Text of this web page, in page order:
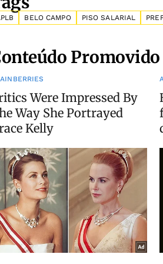
BELO CAMPO PISO SALARIAL